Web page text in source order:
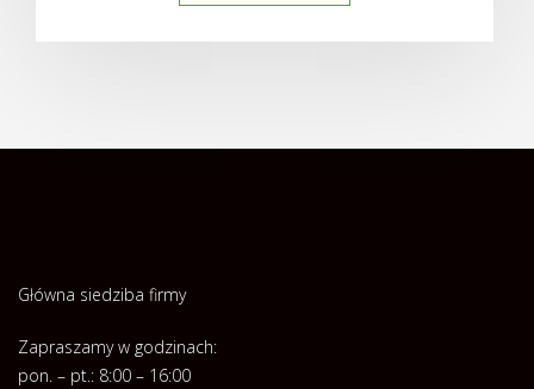
Główna siedziba firmy
Zapraszamy w godzinach:
pon. – pt.: 8:00 – 16:00